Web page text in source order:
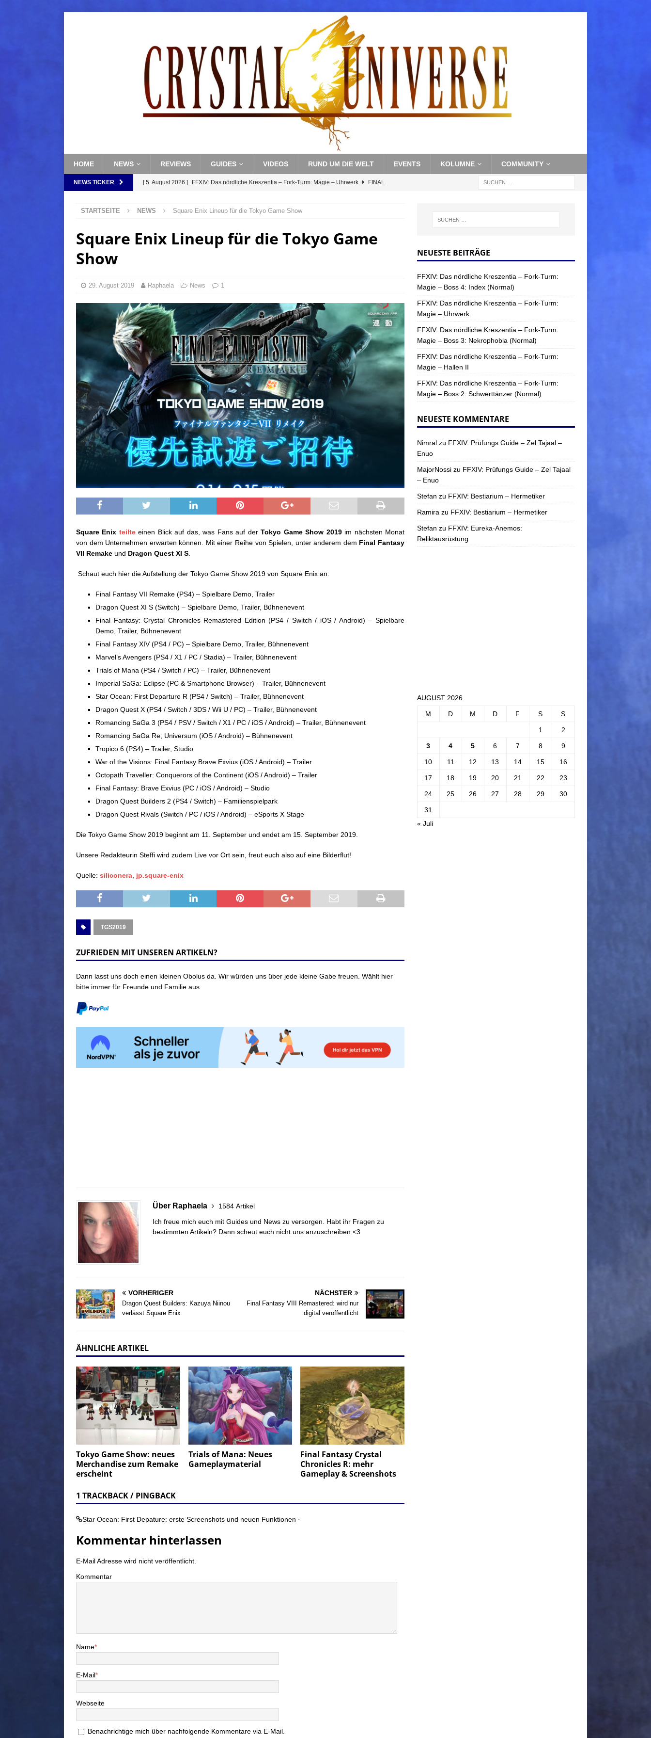
HOME NEWS REVIEWS GUIDES VIDEOS RUND UM DIE WELT EVENTS KOLUMNE COMMUNITY
NEWS TICKER [ 5. August 2026 ] FFXIV: Das nördliche Kreszentia – Fork-Turm: Magie – Uhrwerk FINAL
[ 5. August 2026 ] FFXIV: Das nördliche Kreszentia – Fork-Turm: Magie – Boss 3: Nekrophobia
(Normal) FINAL FANTASY
FFXIV: Das nördliche Kreszentia – Fork-Turm: Magie – Hallen II
[ 5. August 2026 ] FFXIV: Das nördliche Kreszentia – Fork-Turm: Magie – Boss 2: Schwerttänzer
[ 5. August 2026 ] FFXIV: Das nördliche Kreszentia – Fork-Turm: Magie – Boss 4: Index (Normal)
FINAL FANTASY
STARTSEITE NEWS Square Enix Lineup für die Tokyo Game Show
Square Enix Lineup für die Tokyo Game
Show
29. August 2019 Raphaela News 1
Square Enix teilteeinen Blick auf das, was Fans auf derTokyo Game Show 2019im nächsten Monat
von dem Unternehmen erwarten können. Mit einer Reihe von Spielen, unter anderem dem Final Fantasy
VII Remake und Dragon Quest XI S.
Schaut euch hier die Aufstellung der Tokyo Game Show 2019 von Square Enix an:
Final Fantasy VII Remake (PS4) – Spielbare Demo, Trailer
Dragon Quest XI S (Switch) – Spielbare Demo, Trailer, Bühnenevent
Final Fantasy: Crystal Chronicles Remastered Edition (PS4 / Switch / iOS / Android) – Spielbare
Demo, Trailer, Bühnenevent
Final Fantasy XIV (PS4 / PC) – Spielbare Demo, Trailer, Bühnenevent
Marvel’s Avengers (PS4 / X1 / PC / Stadia) – Trailer, Bühnenevent
Trials of Mana (PS4 / Switch / PC) – Trailer, Bühnenevent
Imperial SaGa: Eclipse (PC & Smartphone Browser) – Trailer, Bühnenevent
Star Ocean: First Departure R (PS4 / Switch) – Trailer, Bühnenevent
Dragon Quest X (PS4 / Switch / 3DS / Wii U / PC) – Trailer, Bühnenevent
Romancing SaGa 3 (PS4 / PSV / Switch / X1 / PC / iOS / Android) – Trailer, Bühnenevent
Romancing SaGa Re; Universum (iOS / Android) – Bühnenevent
Tropico 6 (PS4) – Trailer, Studio
War of the Visions: Final Fantasy Brave Exvius (iOS / Android) – Trailer
Octopath Traveller: Conquerors of the Continent (iOS / Android) – Trailer
Final Fantasy: Brave Exvius (PC / iOS / Android) – Studio
Dragon Quest Builders 2 (PS4 / Switch) – Familienspielpark
Dragon Quest Rivals (Switch / PC / iOS / Android) – eSports X Stage
Die Tokyo Game Show 2019 beginnt am 11. September und endet am 15. September 2019.
Unsere Redakteurin Steffi wird zudem Live vor Ort sein, freut euch also auf eine Bilderflut!
Quelle: siliconera, jp.square-enix
TGS2019
ZUFRIEDEN MIT UNSEREN ARTIKELN?
Dann lasst uns doch einen kleinen Obolus da. Wir würden uns über jede kleine Gabe freuen. Wählt hier
bitte immer für Freunde und Familie aus.
Über Raphaela
1584 Artikel
Ich freue mich euch mit Guides und News zu versorgen. Habt ihr Fragen zu
bestimmten Artikeln? Dann scheut euch nicht uns anzuschreiben <3
VORHERIGER
Dragon Quest Builders: Kazuya Niinou
verlässt Square Enix
NÄCHSTER
Final Fantasy VIII Remastered: wird nur
digital veröffentlicht
ÄHNLICHE ARTIKEL
Tokyo Game Show: neues
Merchandise zum Remake
erscheint
Trials of Mana: Neues
Gameplaymaterial
Final Fantasy Crystal
Chronicles R: mehr
Gameplay & Screenshots
1 TRACKBACK / PINGBACK
Star Ocean: First Depature: erste Screenshots und neuen Funktionen ·
Kommentar hinterlassen
E-Mail Adresse wird nicht veröffentlicht.
Kommentar
Name*
E-Mail*
Webseite
Benachrichtige mich über nachfolgende Kommentare via E-Mail.
NEUESTE BEITRÄGE
FFXIV: Das nördliche Kreszentia – Fork-Turm:
Magie – Boss 4: Index (Normal)
FFXIV: Das nördliche Kreszentia – Fork-Turm:
Magie – Uhrwerk
FFXIV: Das nördliche Kreszentia – Fork-Turm:
Magie – Boss 3: Nekrophobia (Normal)
FFXIV: Das nördliche Kreszentia – Fork-Turm:
Magie – Hallen II
FFXIV: Das nördliche Kreszentia – Fork-Turm:
Magie – Boss 2: Schwerttänzer (Normal)
NEUESTE KOMMENTARE
Nimralzu FFXIV: Prüfungs Guide – Zel Tajaal –
Enuo
MajorNossizu FFXIV: Prüfungs Guide – Zel Tajaal
– Enuo
Stefan zu FFXIV: Bestiarium – Hermetiker
Ramira zu FFXIV: Bestiarium – Hermetiker
Stefan zu FFXIV: Eureka-Anemos:
Reliktausrüstung
AUGUST 2026
M D M D F S S
1 2
3 4 5 6 7 8 9
10 11 12 13 14 15 16
17 18 19 20 21 22 23
24 25 26 27 28 29 30
31
« Juli